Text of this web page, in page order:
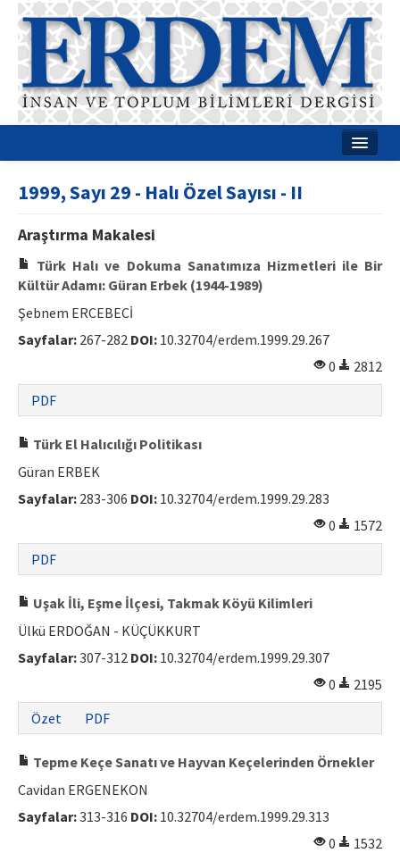
Hakkımızda
Dergi Kurulları
Rehberler
Yayın Politikaları
Yazım Kuralları
İletişim
1999, Sayı 29 - Halı Özel Sayısı - II
Araştırma Makalesi
Türk Halı ve Dokuma Sanatımıza Hizmetleri ile Bir
Kültür Adamı: Güran Erbek (1944-1989)
Şebnem ERCEBECİ
Sayfalar: 267-282 DOI: 10.32704/erdem.1999.29.267
0
2812
PDF
Türk El Halıcılığı Politikası
Güran ERBEK
Sayfalar: 283-306 DOI: 10.32704/erdem.1999.29.283
0
1572
PDF
Uşak İli, Eşme İlçesi, Takmak Köyü Kilimleri
Ülkü ERDOĞAN - KÜÇÜKKURT
Sayfalar:307-312 DOI: 10.32704/erdem.1999.29.307
0
2195
Özet
PDF
Tepme Keçe Sanatı ve Hayvan Keçelerinden Örnekler
Cavidan ERGENEKON
Sayfalar:313-316 DOI: 10.32704/erdem.1999.29.313
0
1532